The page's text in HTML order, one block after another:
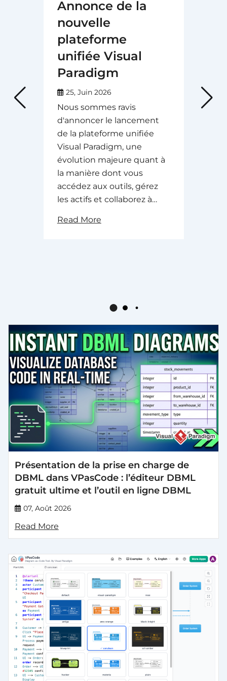
Annonce de la
nouvelle
plateforme
unifiée Visual
Paradigm
25, Juin 2026
Nous sommes ravis
d'annoncer le lancement
de la plateforme unifiée
Visual Paradigm, une
évolution majeure quant à
la manière dont vous
accédez aux outils, gérez
les actifs et collaborez à…
Read More
Présentation de la prise en charge de
DBML dans VPasCode : l’éditeur DBML
gratuit ultime et l’outil en ligne DBML
07, Août 2026
Read More